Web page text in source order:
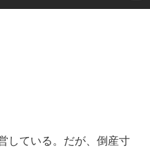
している。だが、倒産寸